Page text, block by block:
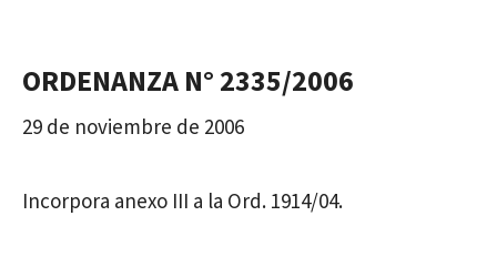
ORDENANZA N° 2335/2006
29 de noviembre de 2006
Incorpora anexo III a la Ord. 1914/04.